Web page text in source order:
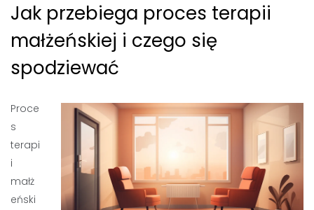
Jak przebiega proces terapii
małżeńskiej i czego się
spodziewać
Proce
s
terapi
i
małż
eński